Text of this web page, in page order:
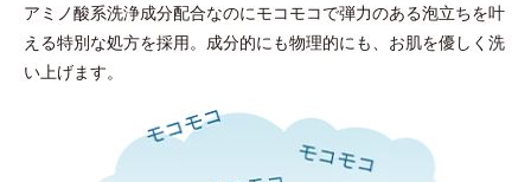
アミノ酸系洗浄成分配合なのにモコモコで弾力のある泡立ちを叶
える特別な処方を採用。成分的にも物理的にも、お肌を優しく洗
い上げます。